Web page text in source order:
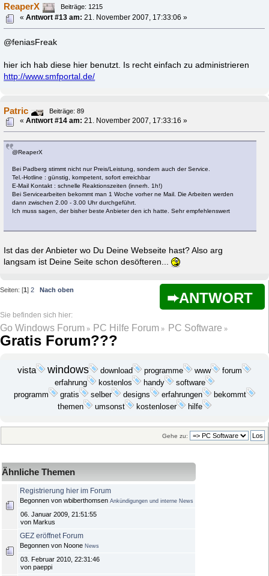
ReaperX
Beiträge: 1215
«Antwort #13 am: 21. November 2007, 17:33:06 »
@feniasFreak
hier ich hab diese hier benutzt. Is recht einfach zu administrieren
http://www.smfportal.de/
Patric
Beiträge: 89
«Antwort #14 am: 21. November 2007, 17:33:16 »
@ReaperX
Bei Padberg stimmt nicht nur Preis/Leistung, sondern auch der Service.
Tel.-Hotline : günstig, kompetent, sofort erreichbar
E-Mail Kontakt : schnelle Reaktionszeiten (innerh. 1h!)
Bei Servicearbeiten bekommt man 1 Woche vorher ne Mail. Die Arbeiten werden
dann zwischen 2.00 - 3.00 Uhr durchgeführt.
Ich muss sagen, der bisher beste Anbieter den ich hatte. Sehr empfehlenswert
Ist das der Anbieter wo Du Deine Webseite hast? Also arg
langsam ist Deine Seite schon desöfteren...
ANTWORT
Seiten: [1] 2 Nach oben
Go Windows Forum » PC Hilfe Forum » PC Software »
Gratis Forum???
vista windows download programme www
forum
erfahrung
kostenlos handy software
programm gratis selber designs erfahrungen
bekommt
themen
umsonst kostenloser hilfe
Gehe zu:
Ähnliche Themen
Registrierung hier im Forum
Begonnen von wbiberthomsen Ankündigungen und interne News
06. Januar 2009, 21:51:55
von Markus
GEZ eröffnet Forum
Begonnen von Noone News
03. Februar 2010, 22:31:46
von paeppi